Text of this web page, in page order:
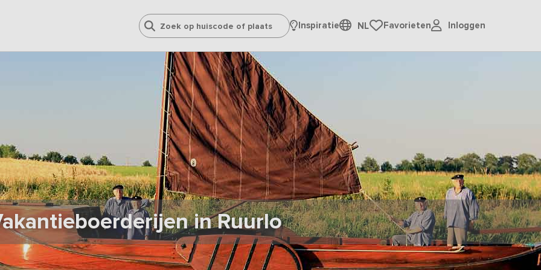
Inspiratie NL Favorieten Inloggen
in Ruurlo